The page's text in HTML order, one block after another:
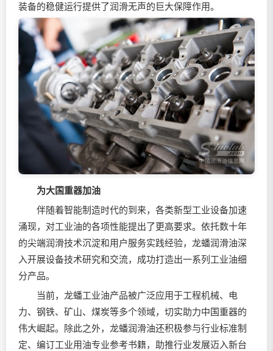
装备的稳健运行提供了润滑无声的巨大保障作用。
为大国重器加油
伴随着智能制造时代的到来，各类新型工业设备加速
涌现，对工业油的各项性能提出了更高要求。依托数十年
的尖端润滑技术沉淀和用户服务实践经验，龙蟠润滑油深
入开展设备技术研究和交流，成功打造出一系列工业油细
分产品。
当前，龙蟠工业油产品被广泛应用于工程机械、电
力、钢铁、矿山、煤炭等多个领域，切实助力中国重器的
伟大崛起。除此之外，龙蟠润滑油还积极参与行业标准制
定、编订工业用油专业参考书籍，助推行业发展迈入新台